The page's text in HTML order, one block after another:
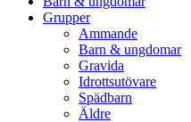
Grupper
Ammande
Barn & ungdomar
Gravida
Idrottsutövare
Spädbarn
Äldre